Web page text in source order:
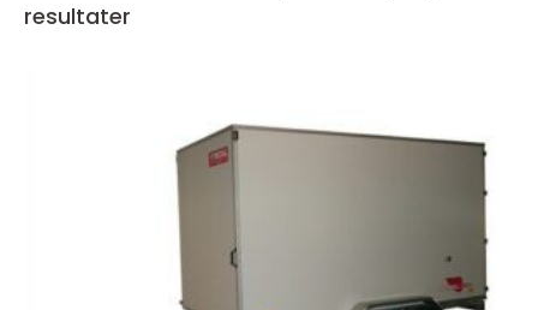
resultater